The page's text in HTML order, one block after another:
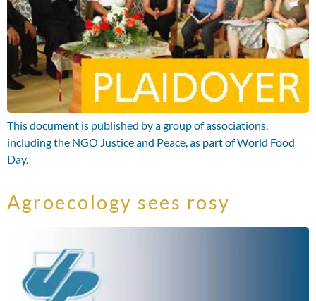
This document is published by a group of associations,
including the NGO Justice and Peace, as part of World Food
Day.
Agroecology sees rosy